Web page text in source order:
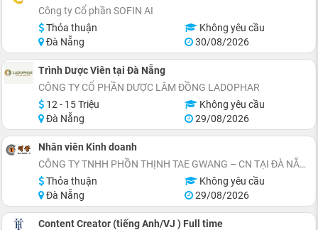
Công ty Cổ phần SOFIN AI
Thỏa thuận
Không yêu cầu
Đà Nẵng
30/08/2026
Trình Dược Viên tại Đà Nẵng
CÔNG TY CỔ PHẦN DƯỢC LÂM ĐỒNG LADOPHAR
12 - 15 Triệu
Không yêu cầu
Đà Nẵng
29/08/2026
Nhân viên Kinh doanh
CÔNG TY TNHH PHỒN THỊNH TAE GWANG – CN TẠI ĐÀ NẴNG
Thỏa thuận
Không yêu cầu
Đà Nẵng
29/08/2026
Content Creator (tiếng Anh/VJ ) Full time